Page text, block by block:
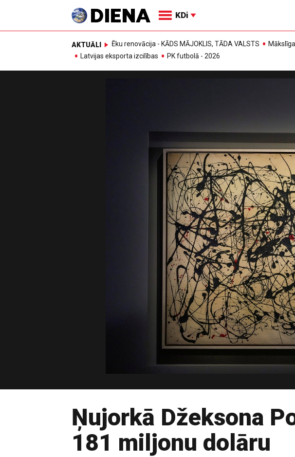
KDi
AKTUĀLI Ēku renovācija - KĀDS MĀJOKLIS, TĀDA VALSTS
Latvijas eksporta izcilības
PK futbolā - 2026
Ņujorkā Džeksona
181 miljonu dolāru